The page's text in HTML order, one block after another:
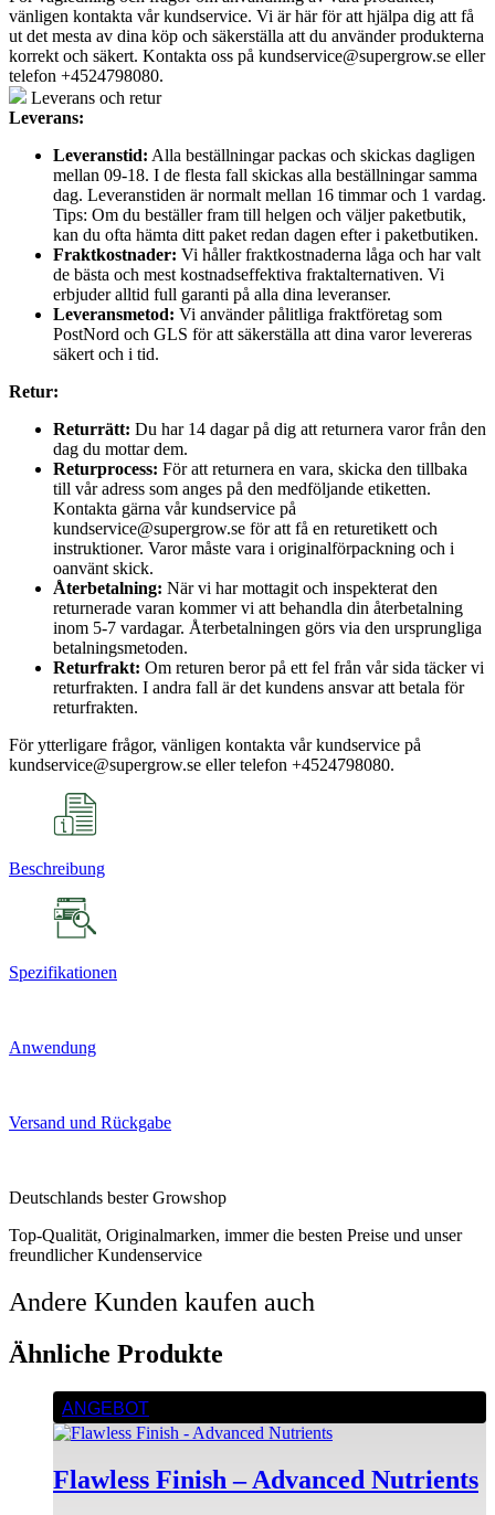
vänligen kontakta vår kundservice. Vi är här för att hjälpa dig att få
ut det mesta av dina köp och säkerställa att du använder produkterna
korrekt och säkert. Kontakta oss på kundservice@supergrow.se eller
telefon +4524798080.
Leverans och retur
Leverans:
Leveranstid: Alla beställningar packas och skickas dagligen
mellan 09-18. I de flesta fall skickas alla beställningar samma
dag. Leveranstiden är normalt mellan 16 timmar och 1 vardag.
Tips: Om du beställer fram till helgen och väljer paketbutik,
kan du ofta hämta ditt paket redan dagen efter i paketbutiken.
Fraktkostnader: Vi håller fraktkostnaderna låga och har valt
de bästa och mest kostnadseffektiva fraktalternativen. Vi
erbjuder alltid full garanti på alla dina leveranser.
Leveransmetod: Vi använder pålitliga fraktföretag som
PostNord och GLS för att säkerställa att dina varor levereras
säkert och i tid.
Retur:
Returrätt: Du har 14 dagar på dig att returnera varor från den
dag du mottar dem.
Returprocess: För att returnera en vara, skicka den tillbaka
till vår adress som anges på den medföljande etiketten.
Kontakta gärna vår kundservice på
kundservice@supergrow.se för att få en returetikett och
instruktioner. Varor måste vara i originalförpackning och i
oanvänt skick.
Återbetalning: När vi har mottagit och inspekterat den
returnerade varan kommer vi att behandla din återbetalning
inom 5-7 vardagar. Återbetalningen görs via den ursprungliga
betalningsmetoden.
Returfrakt: Om returen beror på ett fel från vår sida täcker vi
returfrakten. I andra fall är det kundens ansvar att betala för
returfrakten.
För ytterligare frågor, vänligen kontakta vår kundservice på
kundservice@supergrow.se eller telefon +4524798080.
Beschreibung
Spezifikationen
Anwendung
Versand und Rückgabe
Deutschlands bester Growshop
Top-Qualität, Originalmarken, immer die besten Preise und unser
freundlicher Kundenservice
Andere Kunden kaufen auch
Ähnliche Produkte
ANGEBOT
Flawless Finish – Advanced Nutrients